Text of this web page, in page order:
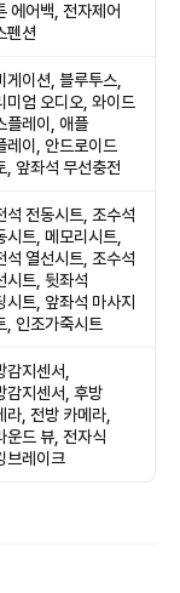
에어백, 전자제어
펜션
게이션, 블루투스,
미엄 오디오, 와이드
플레이, 애플
레이, 안드로이드
, 앞좌석 무선충전
석 전동시트, 조수석
시트, 메모리시트,
석 열선시트, 조수석
시트, 뒷좌석
시트, 앞좌석 마사지
, 인조가죽시트
감지센서,
감지센서, 후방
라, 전방 카메라,
운드 뷰, 전자식
브레이크